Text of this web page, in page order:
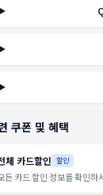
쿠폰 및 혜택
체 카드할인 할인
든 카드 할인 정보를 확인하